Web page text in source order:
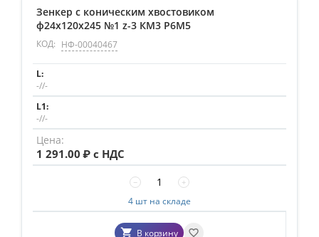
Зенкер с коническим хвостовиком
ф24х120х245 №1 z-3 КМ3 P6M5
КОД: НФ-00040467
-//-
-//-
1 291.00 ₽ с НДС
+
−
4 шт на складе
В корзину